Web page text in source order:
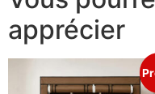
apprécier